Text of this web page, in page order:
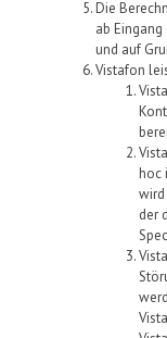
Die
ab
und auf
Vistafon
hoc
wird
der